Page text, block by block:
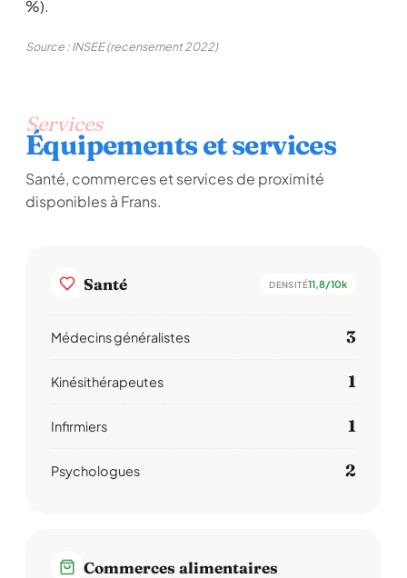
%).
Source : INSEE (recensement 2022)
Services
Équipements et services
Santé, commerces et services de proximité
disponibles à Frans.
Santé DENSITÉ11,8/10k
Médecins généralistes 3
Kinésithérapeutes 1
Infirmiers 1
Psychologues 2
Commerces alimentaires